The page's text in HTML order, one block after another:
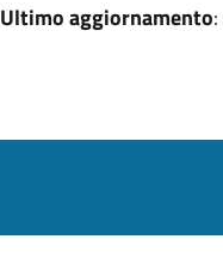
Ultimo aggiornamento